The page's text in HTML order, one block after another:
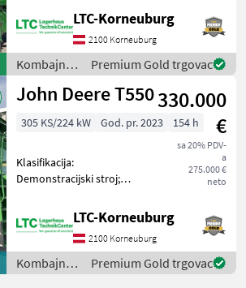
Deere; Abgelesene
Trommelstunden: 2410;
Höchstgeschwindigkeit
(km/h): 30; Art des
Dreschsystems: Schüttler;
LTC-Korneuburg
2100 Korneuburg
Kombajni /
John Deere
Premium Gold trgovac
John Deere T550330.000
€
sa 20% PDV-
a
275.000 €
neto
305 KS/224 kW God. pr. 2023 154 h
Klasifikacija:
Demonstracijski stroj;
Proizvođač motora: John
Deere; Požnjevena
površina: 254; Maksimalna
brzina (km/h): 30; Vrsta
sustava vršidbe:
LTC-Korneuburg
2100 Korneuburg
Kombajni /
John Deere
Premium Gold trgovac